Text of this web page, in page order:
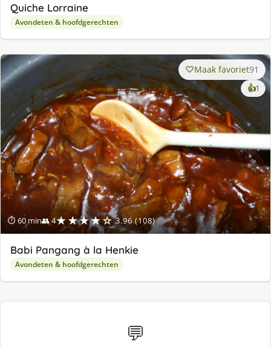
Quiche Lorraine
Avondeten & hoofdgerechten
⏱ 60 min👥 4★★★★☆ 3.96 (108)
Maak favoriet91
👍1
Babi Pangang à la Henkie
Avondeten & hoofdgerechten
💬